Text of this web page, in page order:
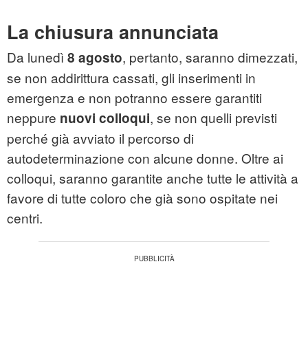
La chiusura annunciata
Da lunedì 8 agosto, pertanto, saranno dimezzati,
se non addirittura cassati, gli inserimenti in
emergenza e non potranno essere garantiti
neppure nuovi colloqui, se non quelli previsti
perché già avviato il percorso di
autodeterminazione con alcune donne. Oltre ai
colloqui, saranno garantite anche tutte le attività a
favore di tutte coloro che già sono ospitate nei
centri.